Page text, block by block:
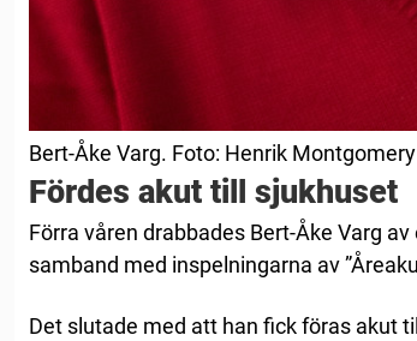
Bert-Åke Varg. Foto: Henrik
Fördes akut till sjukhuset
Förra våren drabbades Bert-Åke Varg
samband med inspelningarna av
Det slutade med att han fick föras akut